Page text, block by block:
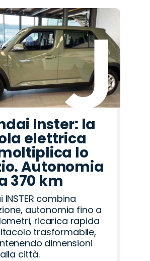
Inster: la
elettrica
lo
Autonomia
370 km
INSTER combina
autonomia fino a
ricarica rapida
trasformabile,
dimensioni
città.